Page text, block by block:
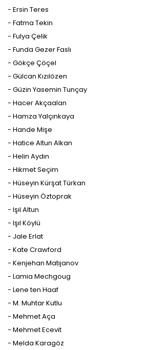
- Ersin Teres
- Fatma Tekin
- Fulya Çelik
- Funda Gezer Faslı
- Gökçe Çöçel
- Gülcan Kızılözen
- Güzin Yasemin Tunçay
- Hacer Akçaalan
- Hamza Yalçınkaya
- Hande Mişe
- Hatice Altun Alkan
- Helin Aydın
- Hikmet Seçim
- Hüseyin Kürşat Türkan
- Hüseyin Öztoprak
- Işıl Altun
- Işıl Köylü
- Jale Erlat
- Kate Crawford
- Kenjehan Matıjanov
- Lamia Mechgoug
- Lene ten Haaf
- M. Muhtar Kutlu
- Mehmet Aça
- Mehmet Ecevit
- Melda Karagöz